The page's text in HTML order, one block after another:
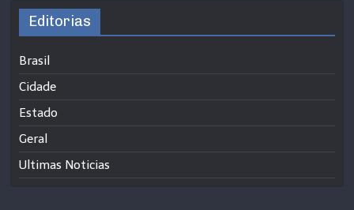
Editorias
Brasil
Cidade
Estado
Geral
Ultimas Noticias